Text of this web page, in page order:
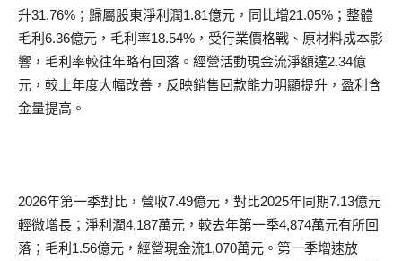
升31.76%；歸屬股東淨利潤1.81億元，同比增21.05%；整體
毛利6.36億元，毛利率18.54%，受行業價格戰、原材料成本影
響，毛利率較往年略有回落。經營活動現金流淨額達2.34億
元，較上年度大幅改善，反映銷售回款能力明顯提升，盈利含
金量提高。
2026年第一季對比，營收7.49億元，對比2025年同期7.13億元
輕微增長；淨利潤4,187萬元，較去年第一季4,874萬元有所回
落；毛利1.56億元，經營現金流1,070萬元。第一季增速放